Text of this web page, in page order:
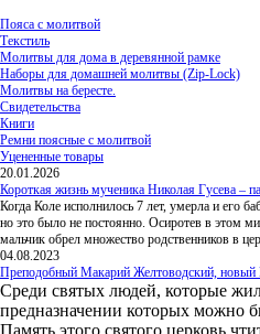
Пояса с молитвой
Текстиль
Молитвы для дома в деревянной рамке
Наборы для домашней молитвы (Zip-Lock)
Молитвы на бересте.
Свидетельства
Книги
Ремни поясные с молитвой
Уцененные товары
20.01.2026
Короткая жизнь мученика Николая Гусева –
Когда Коле исполнилось 7 лет, умерла и его
но это было не постоянно. Осиротев в этом
мальчик обрел множество родственников в
04.08.2023
Преподобный Макарий Желтоводский, новый
Среди святых людей, которые
предназначении которых можно
Память этого святого церковь